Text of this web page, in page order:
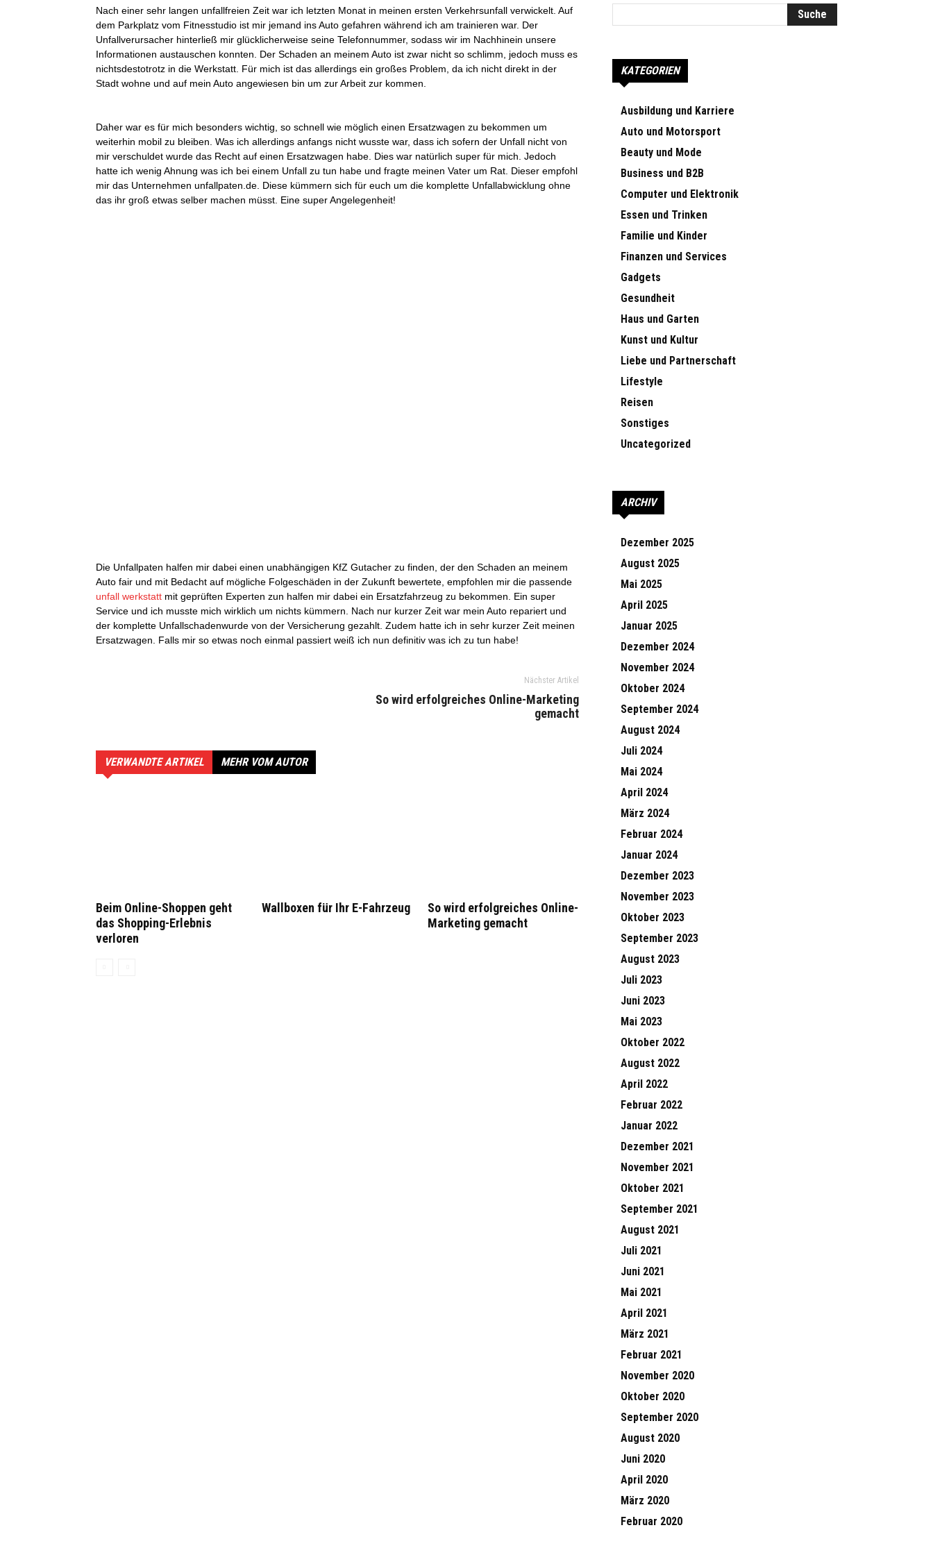
Nach einer sehr langen unfallfreien Zeit war ich letzten Monat in meinen ersten Verkehrsunfall verwickelt. Auf
dem Parkplatz vom Fitnesstudio ist mir jemand ins Auto gefahren während ich am trainieren war. Der
Unfallverursacher hinterließ mir glücklicherweise seine Telefonnummer, sodass wir im Nachhinein unsere
Informationen austauschen konnten. Der Schaden an meinem Auto ist zwar nicht so schlimm, jedoch muss es
nichtsdestotrotz in die Werkstatt. Für mich ist das allerdings ein großes Problem, da ich nicht direkt in der
Stadt wohne und auf mein Auto angewiesen bin um zur Arbeit zur kommen.
Daher war es für mich besonders wichtig, so schnell wie möglich einen Ersatzwagen zu bekommen um
weiterhin mobil zu bleiben. Was ich allerdings anfangs nicht wusste war, dass ich sofern der Unfall nicht von
mir verschuldet wurde das Recht auf einen Ersatzwagen habe. Dies war natürlich super für mich. Jedoch
hatte ich wenig Ahnung was ich bei einem Unfall zu tun habe und fragte meinen Vater um Rat. Dieser empfohl
mir das Unternehmen unfallpaten.de. Diese kümmern sich für euch um die komplette Unfallabwicklung ohne
das ihr groß etwas selber machen müsst. Eine super Angelegenheit!
Die Unfallpaten halfen mir dabei einen unabhängigen KfZ Gutacher zu finden, der den Schaden an meinem
Auto fair und mit Bedacht auf mögliche Folgeschäden in der Zukunft bewertete, empfohlen mir die passende
unfall werkstatt mit geprüften Experten zun halfen mir dabei ein Ersatzfahrzeug zu bekommen. Ein super
Service und ich musste mich wirklich um nichts kümmern. Nach nur kurzer Zeit war mein Auto repariert und
der komplette Unfallschadenwurde von der Versicherung gezahlt. Zudem hatte ich in sehr kurzer Zeit meinen
Ersatzwagen. Falls mir so etwas noch einmal passiert weiß ich nun definitiv was ich zu tun habe!
Nächster Artikel
So wird erfolgreiches Online-Marketing
gemacht
VERWANDTE ARTIKEL MEHR VOM AUTOR
Beim Online-Shoppen geht
das Shopping-Erlebnis
verloren
Wallboxen für Ihr E-Fahrzeug
So wird erfolgreiches Online-
Marketing gemacht
KATEGORIEN
Ausbildung und Karriere
Auto und Motorsport
Beauty und Mode
Business und B2B
Computer und Elektronik
Essen und Trinken
Familie und Kinder
Finanzen und Services
Gadgets
Gesundheit
Haus und Garten
Kunst und Kultur
Liebe und Partnerschaft
Lifestyle
Reisen
Sonstiges
Uncategorized
ARCHIV
Dezember 2025
August 2025
Mai 2025
April 2025
Januar 2025
Dezember 2024
November 2024
Oktober 2024
September 2024
August 2024
Juli 2024
Mai 2024
April 2024
März 2024
Februar 2024
Januar 2024
Dezember 2023
November 2023
Oktober 2023
September 2023
August 2023
Juli 2023
Juni 2023
Mai 2023
Oktober 2022
August 2022
April 2022
Februar 2022
Januar 2022
Dezember 2021
November 2021
Oktober 2021
September 2021
August 2021
Juli 2021
Juni 2021
Mai 2021
April 2021
März 2021
Februar 2021
November 2020
Oktober 2020
September 2020
August 2020
Juni 2020
April 2020
März 2020
Februar 2020